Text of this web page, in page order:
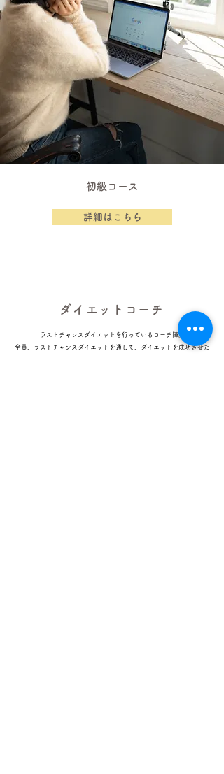
初級コース
詳細はこちら
ダイエットコーチ
ラストチャンスダイエットを行っているコーチ陣。
全員、ラストチャンスダイエットを通して、ダイエットを成功させた
方たちです！